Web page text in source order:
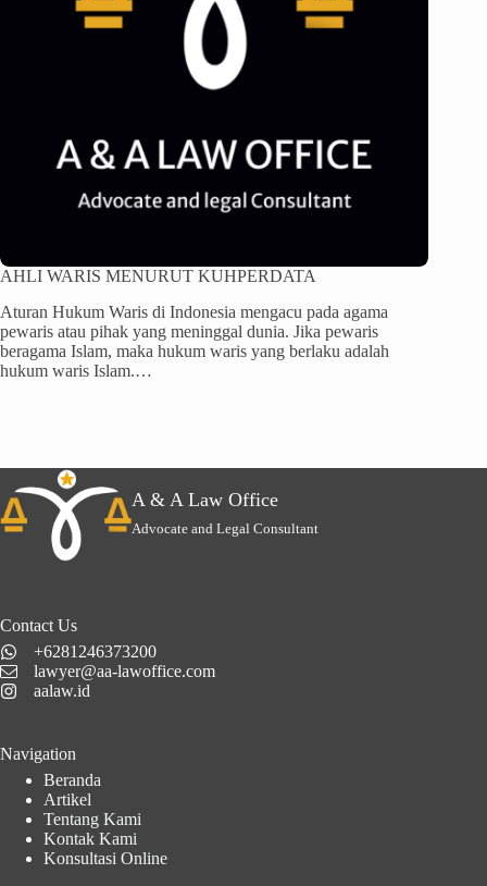
AHLI WARIS MENURUT KUHPERDATA
Aturan Hukum Waris di Indonesia mengacu pada agama
pewaris atau pihak yang meninggal dunia. Jika pewaris
beragama Islam, maka hukum waris yang berlaku adalah
hukum waris Islam.…
A & A Law Office
Advocate and Legal Consultant
Contact Us
+6281246373200
lawyer@aa-lawoffice.com
aalaw.id
Navigation
Beranda
Artikel
Tentang Kami
Kontak Kami
Konsultasi Online